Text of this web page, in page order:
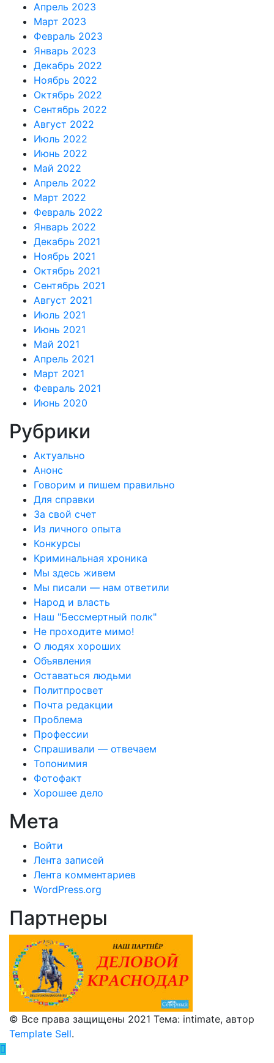
Апрель 2023
Март 2023
Февраль 2023
Январь 2023
Декабрь 2022
Ноябрь 2022
Октябрь 2022
Сентябрь 2022
Август 2022
Июль 2022
Июнь 2022
Май 2022
Апрель 2022
Март 2022
Февраль 2022
Январь 2022
Декабрь 2021
Ноябрь 2021
Октябрь 2021
Сентябрь 2021
Август 2021
Июль 2021
Июнь 2021
Май 2021
Апрель 2021
Март 2021
Февраль 2021
Июнь 2020
Рубрики
Актуально
Анонс
Говорим и пишем правильно
Для справки
За свой счет
Из личного опыта
Конкурсы
Криминальная хроника
Мы здесь живем
Мы писали — нам ответили
Народ и власть
Наш "Бессмертный полк"
Не проходите мимо!
О людях хороших
Объявления
Оставаться людьми
Политпросвет
Почта редакции
Проблема
Профессии
Спрашивали — отвечаем
Топонимия
Фотофакт
Хорошее дело
Мета
Войти
Лента записей
Лента комментариев
WordPress.org
Партнеры
© Все права защищены 2021 Тема: intimate, автор
Template Sell.